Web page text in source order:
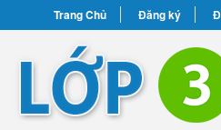
Trang Chủ Đăng ký